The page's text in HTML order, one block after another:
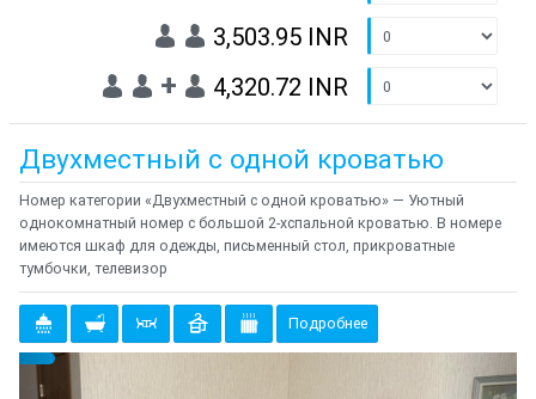
3,503.95 INR
+ 4,320.72 INR
Двухместный с одной кроватью
Номер категории «Двухместный с одной кроватью» — Уютный
однокомнатный номер с большой 2-хспальной кроватью. В номере
имеются шкаф для одежды, письменный стол, прикроватные
тумбочки, телевизор
Подробнее
{clt_left} 1 Количество
Предыдущий